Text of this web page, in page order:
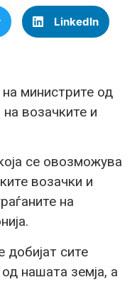
LinkedIn
министрите од
возачките и
се овозможува
возачки и
на
добијат сите
нашата земја, а